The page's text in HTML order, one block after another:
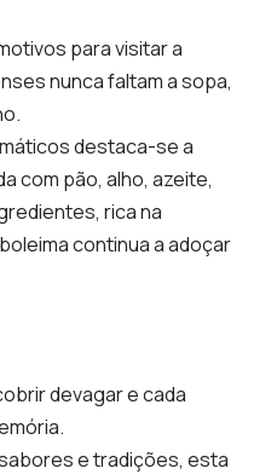
para visitar a
nunca faltam a sopa,
destaca-se a
com pão, alho, azeite,
rica na
continua a adoçar
devagar e cada
e tradições, esta